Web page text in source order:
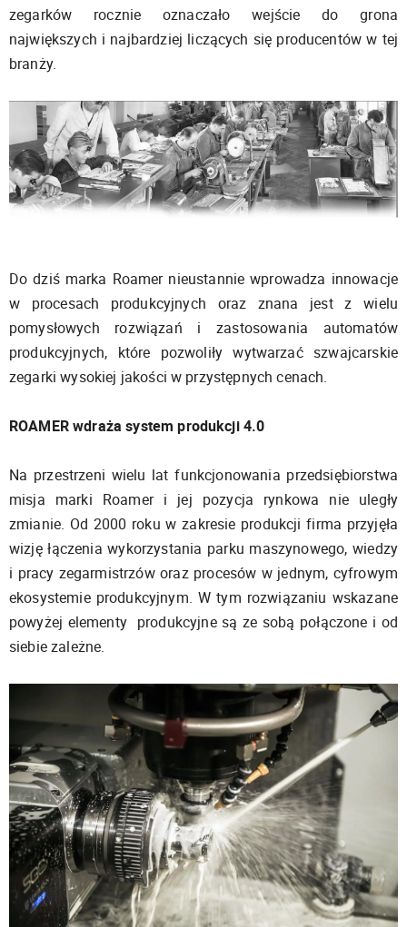
zegarków rocznie oznaczało wejście do grona
największych i najbardziej liczących się producentów w tej
branży.
Do dziś marka Roamer nieustannie wprowadza innowacje
w procesach produkcyjnych oraz znana jest z wielu
pomysłowych rozwiązań i zastosowania automatów
produkcyjnych, które pozwoliły wytwarzać szwajcarskie
zegarki wysokiej jakości w przystępnych cenach.
ROAMER wdraża system produkcji 4.0
Na przestrzeni wielu lat funkcjonowania przedsiębiorstwa
misja marki Roamer i jej pozycja rynkowa nie uległy
zmianie. Od 2000 roku w zakresie produkcji firma przyjęła
wizję łączenia wykorzystania parku maszynowego, wiedzy
i pracy zegarmistrzów oraz procesów w jednym, cyfrowym
ekosystemie produkcyjnym. W tym rozwiązaniu wskazane
powyżej elementy produkcyjne są ze sobą połączone i od
siebie zależne.